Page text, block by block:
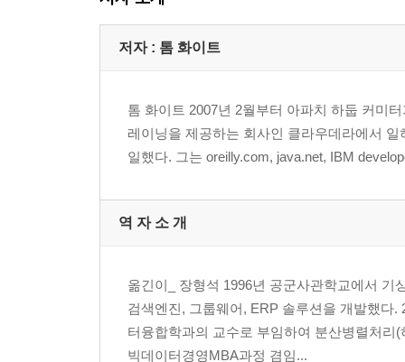
2.5 하둡 스트리밍
3.2 HDFS 개념
3.3 명령행 인터페이스
3.4 하둡 파일시스템
3.7 distcp로 병렬 복사하기
CHAPTER 4 YARN
4.1 YARN 애플리케이션 수행 해부해보기
4.2 YARN과 맵리듀스 1의 차이점
4.3 YARN 스케줄링
저자 : 톰 화이트
톰 화이트 2007년 2월부터 아파치 하둡 커미
레이닝을 제공하는 회사인 클라우데라에서
일했다. 그는 oreilly.com, java.net, IBM
역 자 소 개
옮긴이_ 장형석 1996년 공군사관학교에서
검색엔진, 그룹웨어, ERP 솔루션을 개발했다
터융합학과의 교수로 부임하여 분산병렬처
빅데이터경영MBA과정 겸임...